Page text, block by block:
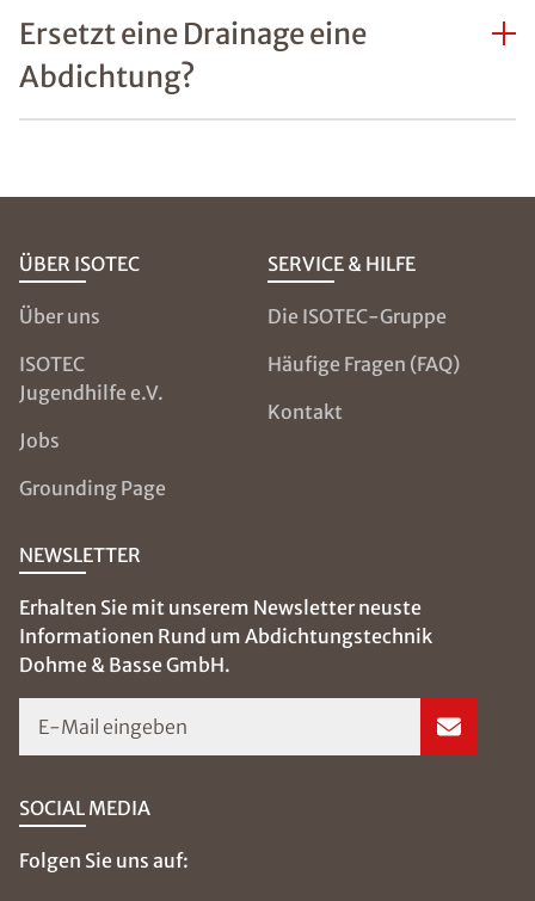
Ersetzt eine Drainage eine
Abdichtung?
ÜBER ISOTEC
Über uns
ISOTEC
Jugendhilfe e.V.
Jobs
Grounding Page
SERVICE & HILFE
Die ISOTEC-Gruppe
Häufige Fragen (FAQ)
Kontakt
NEWSLETTER
Erhalten Sie mit unserem Newsletter neuste
Informationen Rund um Abdichtungstechnik
Dohme & Basse GmbH.
E-Mail eingeben
SOCIAL MEDIA
Folgen Sie uns auf: